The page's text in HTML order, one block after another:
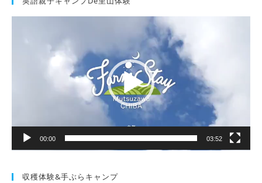
00:00 03:52
収穫体験&手ぶらキャンプ